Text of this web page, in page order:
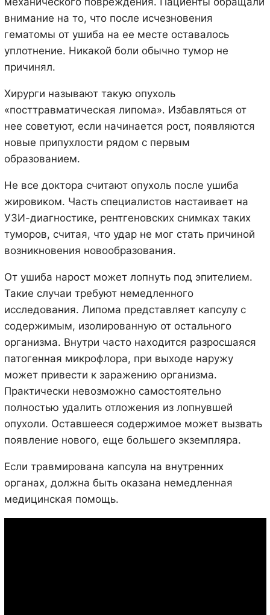
внимание на то, что после исчезновения
гематомы от ушиба на ее месте оставалось
уплотнение. Никакой боли обычно тумор не
причинял.
Хирурги называют такую опухоль
«посттравматическая липома». Избавляться от
нее советуют, если начинается рост, появляются
новые припухлости рядом с первым
образованием.
Не все доктора считают опухоль после ушиба
жировиком. Часть специалистов настаивает на
УЗИ-диагностике, рентгеновских снимках таких
туморов, считая, что удар не мог стать причиной
возникновения новообразования.
От ушиба нарост может лопнуть под эпителием.
Такие случаи требуют немедленного
исследования. Липома представляет капсулу с
содержимым, изолированную от остального
организма. Внутри часто находится разросшаяся
патогенная микрофлора, при выходе наружу
может привести к заражению организма.
Практически невозможно самостоятельно
полностью удалить отложения из лопнувшей
опухоли. Оставшееся содержимое может вызвать
появление нового, еще большего экземпляра.
Если травмирована капсула на внутренних
органах, должна быть оказана немедленная
медицинская помощь.